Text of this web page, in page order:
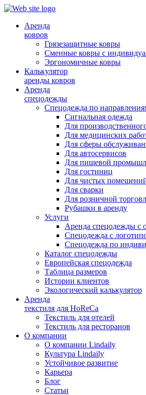
Аренда
ковров
Грязезащитные ковры
Сменные ковры с
Эргономичные ковры
Калькулятор
аренды ковров
Аренда
спецодежды
Спецодежда по
Сигнальная одежда
Для
Для медицинских
Для сферы
Для автосервисов
Для пищевой
Для гостиниц
Для чистых
Для сварки
Для розничной
Рубашки в аренду
Услуги
Аренда спецодежды с
Спецодежда с
Спецодежда по
Каталог спецодежды
Европейская спецодежда
Таблица размеров
Истории клиентов
Экологический калькулятор
Аренда
текстиля для HoReCa
Текстиль для отелей
Текстиль для ресторанов
О компании
О компании Lindaily
Культура Lindaily
Устойчивое развитие
Карьера
Блог
Статьи